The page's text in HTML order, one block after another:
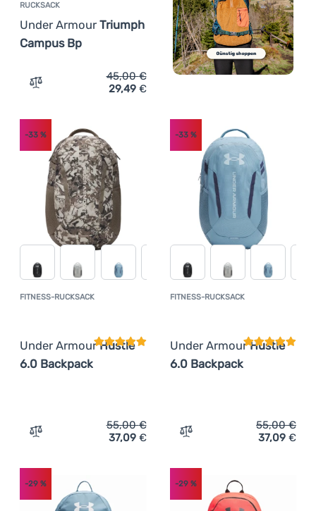
RUCKSACK
Under Armour Triumph
Campus Bp
Zum Vergleich 'Rucksack Under Armour Triumph
45,00€
29,49 €
FITNESS-RUCKSACK
Under ArmourHustle
6.0 Backpack
Kundenbewertung
-33 %
Zum Vergleich 'Fitness-Rucksack Under Armour Hustle
55,00€
37,09 €
FITNESS-RUCKSACK
Under ArmourHustle
6.0 Backpack
-33%
Zum Vergleich 'Fitness-
55,00€
37,09 €
-29 % -29%